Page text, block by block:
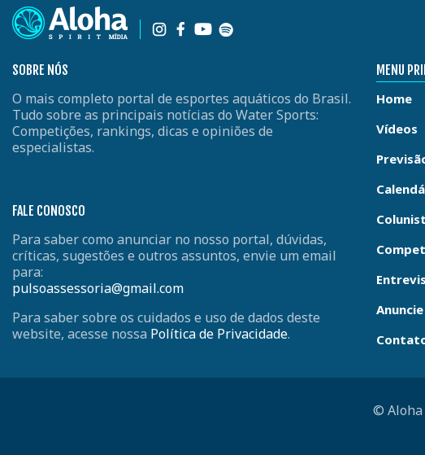
SOBRE NÓS
O mais completo portal de esportes aquáticos do Brasil.
Tudo sobre as principais notícias do Water Sports:
Competições, rankings, dicas e opiniões de
especialistas.
FALE CONOSCO
Para saber como anunciar no nosso portal, dúvidas,
críticas, sugestões e outros assuntos, envie um email
para:
pulsoassessoria@gmail.com
Para saber sobre os cuidados e uso de dados deste
website, acesse nossa Política de Privacidade.
MENU
Home
Vídeos
© Aloha